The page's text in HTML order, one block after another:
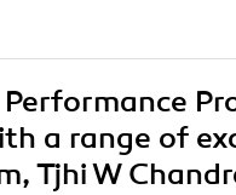
a range of
Tjhi W